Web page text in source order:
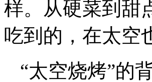
样。从硬菜到甜
吃到的，在太空
“太空烧烤”的